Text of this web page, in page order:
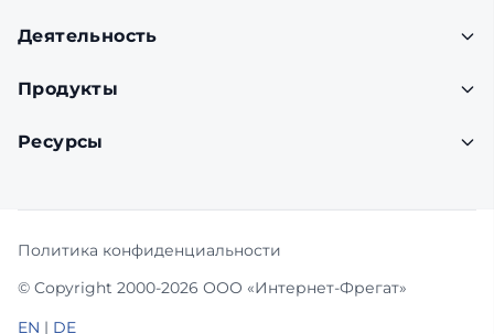
Деятельность
Продукты
Ресурсы
© Copyright 2000-2026 ООО «Интернет-Фрегат»
EN | DE
Политика конфиденциальности